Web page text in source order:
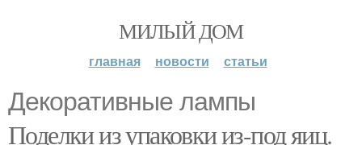
МИЛЫЙ ДОМ
главная новости статьи
Декоративные лампы
Поделки из упаковки из-под яиц.